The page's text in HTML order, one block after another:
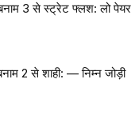
3 से स्ट्रेट फ्लश: लो पेयर
2 से शाही: — निम्न जोड़ी